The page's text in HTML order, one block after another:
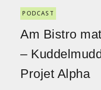
PODCAST
Am Bistro
–
Projet Alpha